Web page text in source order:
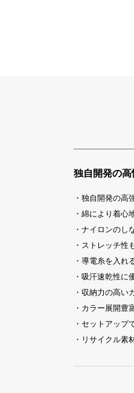
独自開発の
・独自開発の高
・綿により着心
・ナイロンのし
・ストレッチ性
・導電糸を入れ
・吸汗速乾性に
・収納力の高い
・カラー展開豊
・セットアップ
・リサイクル素